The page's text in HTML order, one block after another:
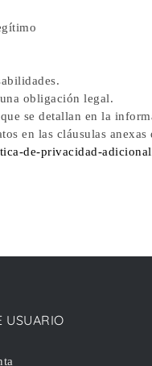
obligación legal.
se detallan en la
en las cláusulas anexas
de-privacidad-
USUARIO